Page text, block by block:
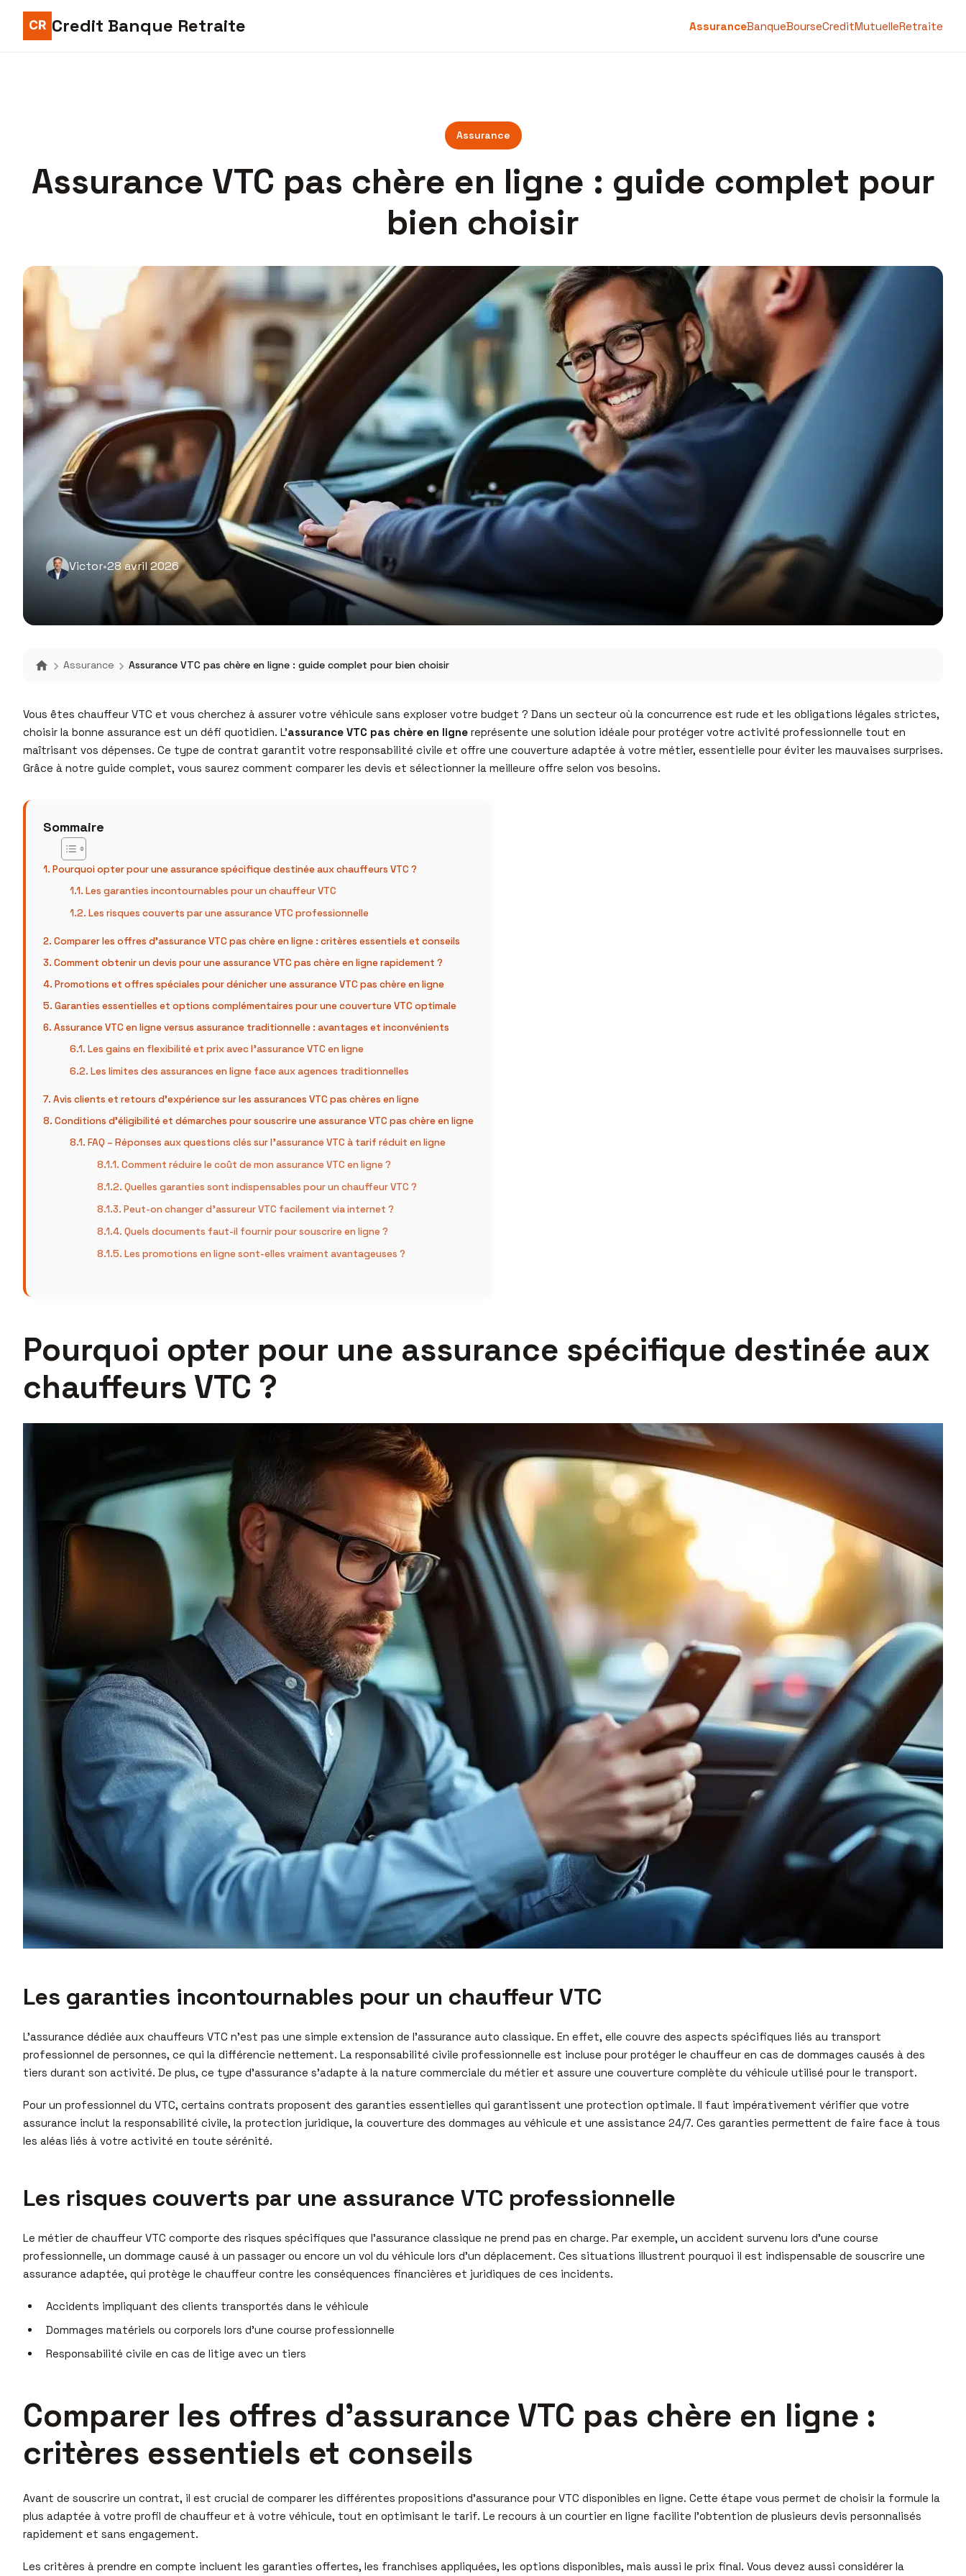
Credit Banque Retraite AssuranceBanqueBourseCreditMutuelleRetraite
Assurance
Assurance VTC pas chère en ligne : guide complet pour
bien choisir
Victor•28 avril 2026
Assurance Assurance VTC pas chère en ligne : guide complet pour bien choisir
Vous êtes chauffeur VTC et vous cherchez à assurer votre véhicule sans exploser votre budget ? Dans un secteur où la concurrence est rude et les obligations légales strictes,
choisir la bonne assurance est un défi quotidien. L’assurance VTC pas chère en ligne représente une solution idéale pour protéger votre activité professionnelle tout en
maîtrisant vos dépenses. Ce type de contrat garantit votre responsabilité civile et offre une couverture adaptée à votre métier, essentielle pour éviter les mauvaises surprises.
Grâce à notre guide complet, vous saurez comment comparer les devis et sélectionner la meilleure offre selon vos besoins.
Sommaire
Pourquoi opter pour une assurance spécifique destinée aux chauffeurs VTC ?
Les garanties incontournables pour un chauffeur VTC
Les risques couverts par une assurance VTC professionnelle
Comparer les offres d’assurance VTC pas chère en ligne : critères essentiels et conseils
Comment obtenir un devis pour une assurance VTC pas chère en ligne rapidement ?
Promotions et offres spéciales pour dénicher une assurance VTC pas chère en ligne
Garanties essentielles et options complémentaires pour une couverture VTC optimale
Assurance VTC en ligne versus assurance traditionnelle : avantages et inconvénients
Les gains en flexibilité et prix avec l’assurance VTC en ligne
Les limites des assurances en ligne face aux agences traditionnelles
Avis clients et retours d’expérience sur les assurances VTC pas chères en ligne
Conditions d’éligibilité et démarches pour souscrire une assurance VTC pas chère en ligne
FAQ – Réponses aux questions clés sur l’assurance VTC à tarif réduit en ligne
Comment réduire le coût de mon assurance VTC en ligne ?
Quelles garanties sont indispensables pour un chauffeur VTC ?
Peut-on changer d’assureur VTC facilement via internet ?
Quels documents faut-il fournir pour souscrire en ligne ?
Les promotions en ligne sont-elles vraiment avantageuses ?
Pourquoi opter pour une assurance spécifique destinée aux
chauffeurs VTC ?
Les garanties incontournables pour un chauffeur VTC
L’assurance dédiée aux chauffeurs VTC n’est pas une simple extension de l’assurance auto classique. En effet, elle couvre des aspects spécifiques liés au transport
professionnel de personnes, ce qui la différencie nettement. La responsabilité civile professionnelle est incluse pour protéger le chauffeur en cas de dommages causés à des
tiers durant son activité. De plus, ce type d’assurance s’adapte à la nature commerciale du métier et assure une couverture complète du véhicule utilisé pour le transport.
Pour un professionnel du VTC, certains contrats proposent des garanties essentielles qui garantissent une protection optimale. Il faut impérativement vérifier que votre
assurance inclut la responsabilité civile, la protection juridique, la couverture des dommages au véhicule et une assistance 24/7. Ces garanties permettent de faire face à tous
les aléas liés à votre activité en toute sérénité.
Les risques couverts par une assurance VTC professionnelle
Le métier de chauffeur VTC comporte des risques spécifiques que l’assurance classique ne prend pas en charge. Par exemple, un accident survenu lors d’une course
professionnelle, un dommage causé à un passager ou encore un vol du véhicule lors d’un déplacement. Ces situations illustrent pourquoi il est indispensable de souscrire une
assurance adaptée, qui protège le chauffeur contre les conséquences financières et juridiques de ces incidents.
Accidents impliquant des clients transportés dans le véhicule
Dommages matériels ou corporels lors d’une course professionnelle
Responsabilité civile en cas de litige avec un tiers
Comparer les offres d’assurance VTC pas chère en ligne :
critères essentiels et conseils
Avant de souscrire un contrat, il est crucial de comparer les différentes propositions d’assurance pour VTC disponibles en ligne. Cette étape vous permet de choisir la formule la
plus adaptée à votre profil de chauffeur et à votre véhicule, tout en optimisant le tarif. Le recours à un courtier en ligne facilite l’obtention de plusieurs devis personnalisés
rapidement et sans engagement.
Les critères à prendre en compte incluent les garanties offertes, les franchises appliquées, les options disponibles, mais aussi le prix final. Vous devez aussi considérer la